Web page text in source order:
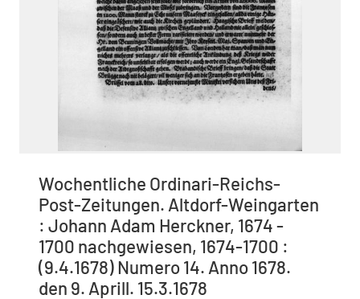
Wochentliche Ordinari-Reichs-
Post-Zeitungen. Altdorf-Weingarten
: Johann Adam Herckner, 1674 -
1700 nachgewiesen, 1674-1700 :
(9.4.1678) Numero 14. Anno 1678.
den 9. Aprill. 15.3.1678